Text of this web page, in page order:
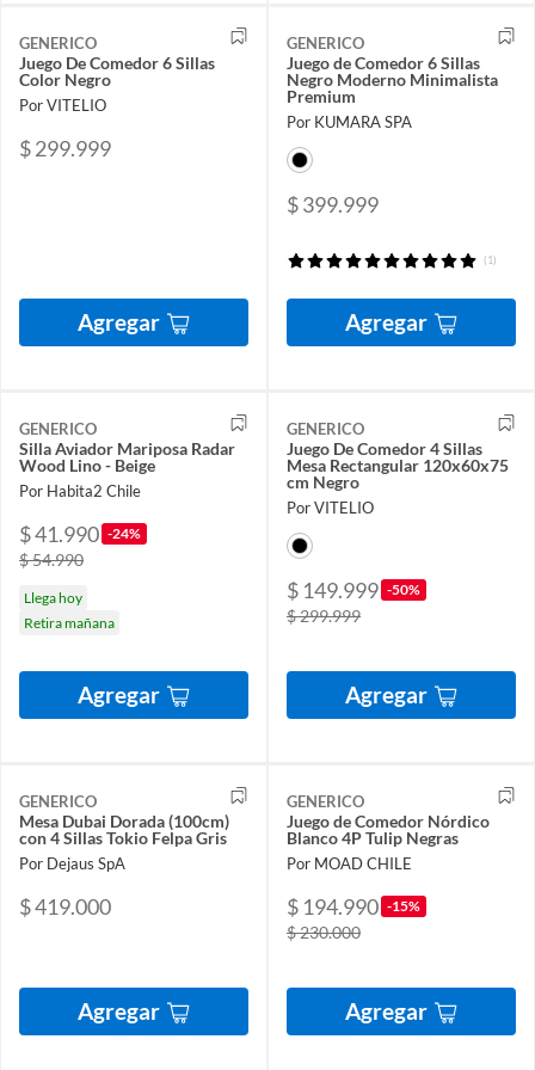
GENERICO
Juego De Comedor 6 Sillas
Color Negro
Por VITELIO
$ 299.999
Agregar
GENERICO
Juego de Comedor 6 Sillas
Negro Moderno Minimalista
Premium
Por KUMARA SPA
$ 399.999
(1)
Agregar
GENERICO
Silla Aviador Mariposa Radar
Wood Lino - Beige
Por Habita2 Chile
$ 41.990 -24%
$ 54.990
Llega hoy
Retira mañana
Agregar
GENERICO
Juego De Comedor 4 Sillas
Mesa Rectangular 120x60x75
cm Negro
Por VITELIO
$ 149.999 -50%
$ 299.999
Agregar
GENERICO
Mesa Dubai Dorada (100cm)
con 4 Sillas Tokio Felpa Gris
Por Dejaus SpA
$ 419.000
Agregar
GENERICO
Juego de Comedor Nórdico
Blanco 4P Tulip Negras
Por MOAD CHILE
$ 194.990 -15%
$ 230.000
Agregar